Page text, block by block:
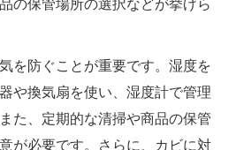
の保管場所の選択などが挙げら
を防ぐことが重要です。湿度を
や換気扇を使い、湿度計で管理
た、定期的な清掃や商品の保管
が必要です。さらに、カビに対